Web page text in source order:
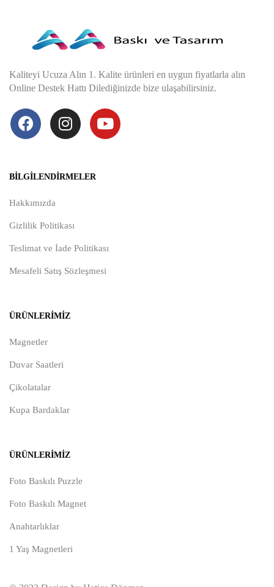
Kaliteyi Ucuza Alın 1. Kalite ürünleri en uygun fiyatlarla alın
Online Destek Hattı Dilediğinizde bize ulaşabilirsiniz.
BILGILENDIRMELER
Hakkımızda
Gizlilik Politikası
Teslimat ve İade Politikası
Mesafeli Satış Sözleşmesi
ÜRÜNLERIMIZ
Magnetler
Duvar Saatleri
Çikolatalar
Kupa Bardaklar
ÜRÜNLERIMIZ
Foto Baskılı Puzzle
Foto Baskılı Magnet
Anahtarlıklar
1 Yaş Magnetleri